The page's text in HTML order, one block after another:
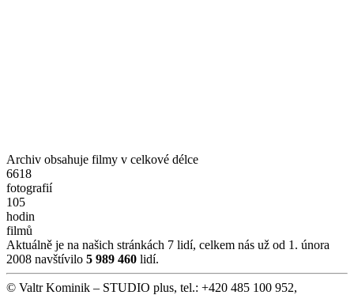
Archiv obsahuje filmy v celkové délce
6618
fotografií
105
hodin
filmů
Aktuálně je na našich stránkách 7 lidí, celkem nás už od 1. února
2008 navštívilo 5 989 460 lidí.
© Valtr Kominik – STUDIO plus, tel.: +420 485 100 952,